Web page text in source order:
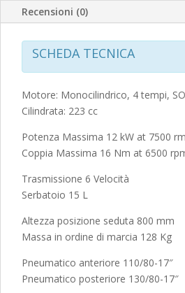
Recensioni (0)
SCHEDA TECNICA
Motore: Monocilindrico, 4 tempi,
Cilindrata: 223 cc
Potenza Massima 12 kW at 7500
Coppia Massima 16 Nm at 6500
Trasmissione 6 Velocità
Serbatoio 15 L
Altezza posizione seduta 800 mm
Massa in ordine di marcia 128 Kg
Pneumatico anteriore 110/80-17″
Pneumatico posteriore 130/80-17″